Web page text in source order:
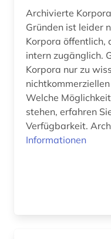
Archivierte
Gründen ist leider
Korpora öffentlich,
intern zugänglich.
Korpora nur zu
Welche
stehen, erfahren
Verfügbarkeit.
Informationen